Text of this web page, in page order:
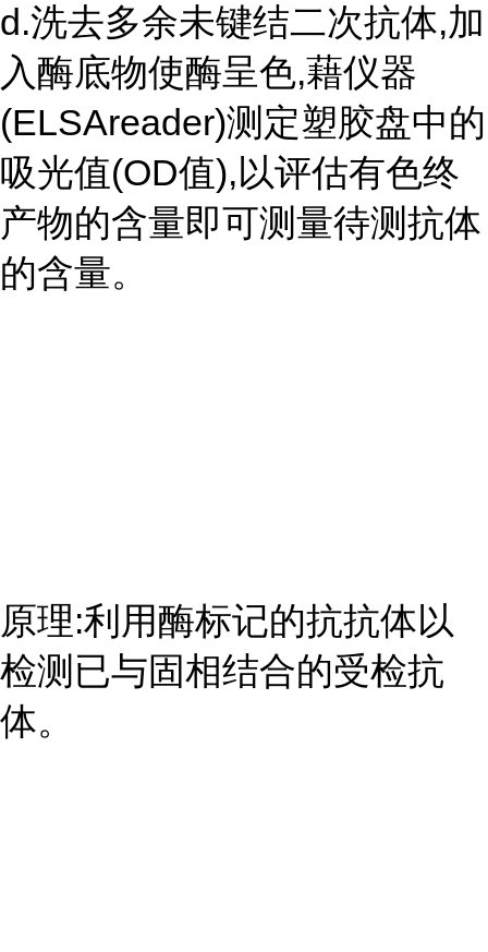
d.洗去多余未键结二次抗体,加
入酶底物使酶呈色,藉仪器
(ELSAreader)测定塑胶盘中的
吸光值(OD值),以评估有色终
产物的含量即可测量待测抗体
的含量。
原理:利用酶标记的抗抗体以
检测已与固相结合的受检抗
体。